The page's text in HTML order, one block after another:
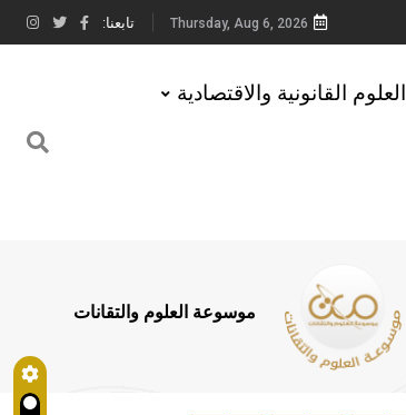
Thursday, Aug 6, 2026 تابعنا:
العلوم القانونية والاقتصادية
موسوعة العلوم والتقانات